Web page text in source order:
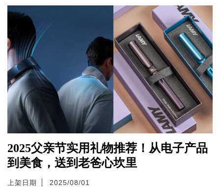
2025父亲节实用礼物推荐！从电子产品
到美食，送到老爸心坎里
上架日期 2025/08/01